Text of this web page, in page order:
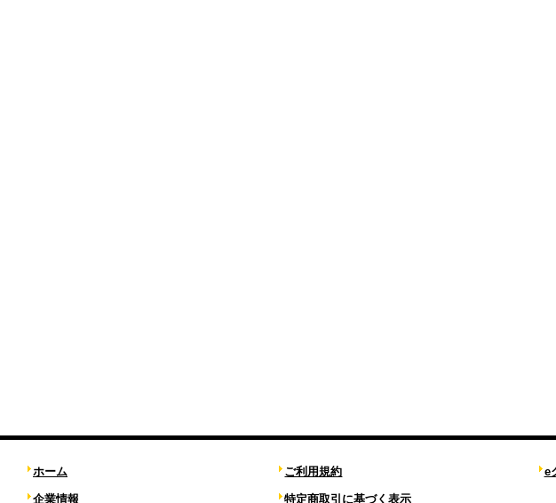
ホーム
企業情報
ご利用規約
特定商取引に基づく表示
e